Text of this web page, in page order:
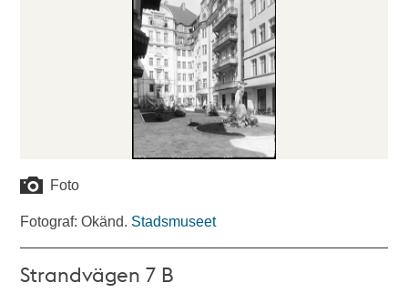
Foto
Fotograf: Okänd. Stadsmuseet
Strandvägen 7 B